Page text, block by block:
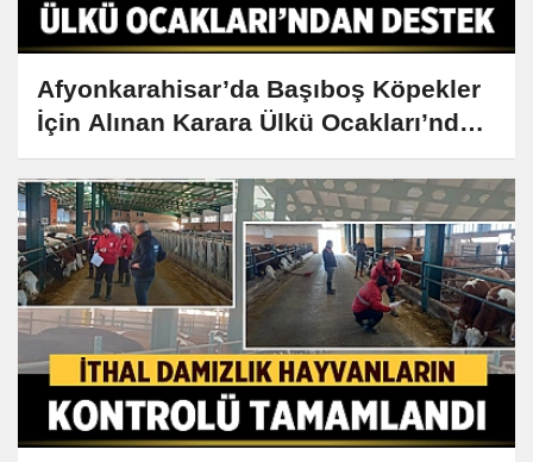
Afyonkarahisar’da Başıboş Köpekler
İçin Alınan Karara Ülkü Ocakları’ndan
Destek